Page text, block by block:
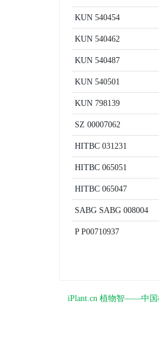
KUN 540454
KUN 540462
KUN 540487
KUN 540501
KUN 798139
SZ 00007062
HITBC 031231
HITBC 065051
HITBC 065047
SABG SABG 008004
PP00710937
iPlant.cn 植物智——中国